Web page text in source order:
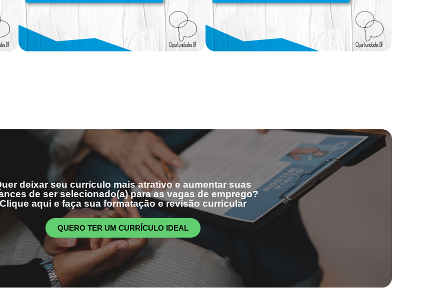
deixar seu currículo mais atrativo e aumentar suas
de ser selecionado(a) para as vagas de emprego?
aqui e faça sua formatação e revisão curricular
QUERO TER UM CURRÍCULO IDEAL